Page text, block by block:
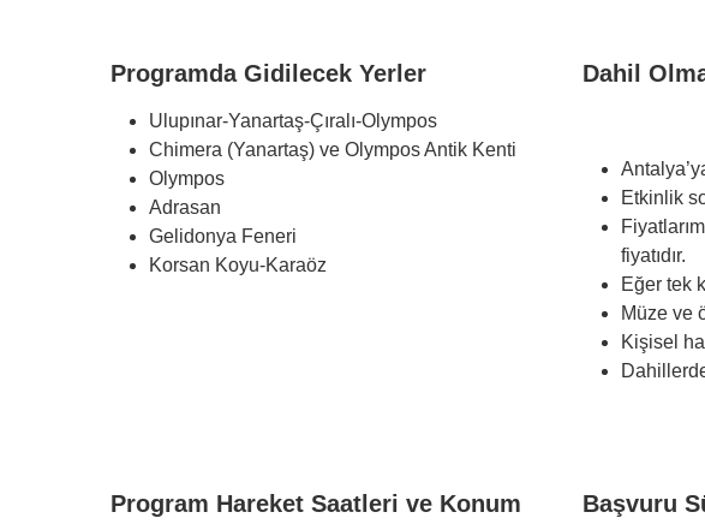
Programda Gidilecek Yerler
Ulupınar-Yanartaş-Çıralı-Olympos
Chimera (Yanartaş) ve Olympos Antik Kenti
Olympos
Adrasan
Gelidonya Feneri
Korsan Koyu-Karaöz
Dahil
Etkinlik
fiyatıdır.
Eğer tek
Müze ve
Kişisel
Program Hareket Saatleri ve Konum Başvuru